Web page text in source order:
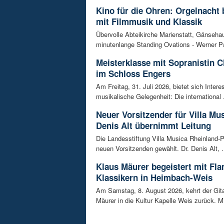
Kino für die Ohren: Orgelnacht
mit Filmmusik und Klassik
Übervolle Abteikirche Marienstatt,
minutenlange Standing Ovations - Werner
Meisterklasse mit Sopranistin
im Schloss Engers
Am Freitag, 31. Juli 2026, bietet sich
musikalische Gelegenheit: Die international
Neuer Vorsitzender für Villa
Denis Alt übernimmt Leitung
Die Landesstiftung Villa Musica Rheinland-
neuen Vorsitzenden gewählt. Dr. Denis Alt,
Klaus Mäurer begeistert mit
Klassikern in Heimbach-Weis
Am Samstag, 8. August 2026, kehrt der
Mäurer in die Kultur Kapelle Weis zurück.